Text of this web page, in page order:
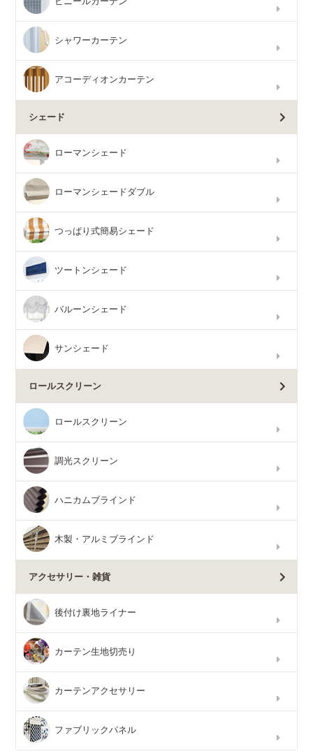
シャワーカーテン
アコーディオンカーテン
シェード
ローマンシェード
ローマンシェードダブル
つっぱり式簡易シェード
ツートンシェード
バルーンシェード
サンシェード
ロールスクリーン
ロールスクリーン
調光スクリーン
ハニカムブラインド
木製・アルミブラインド
アクセサリー・雑貨
後付け裏地ライナー
カーテン生地切売り
カーテンアクセサリー
ファブリックパネル